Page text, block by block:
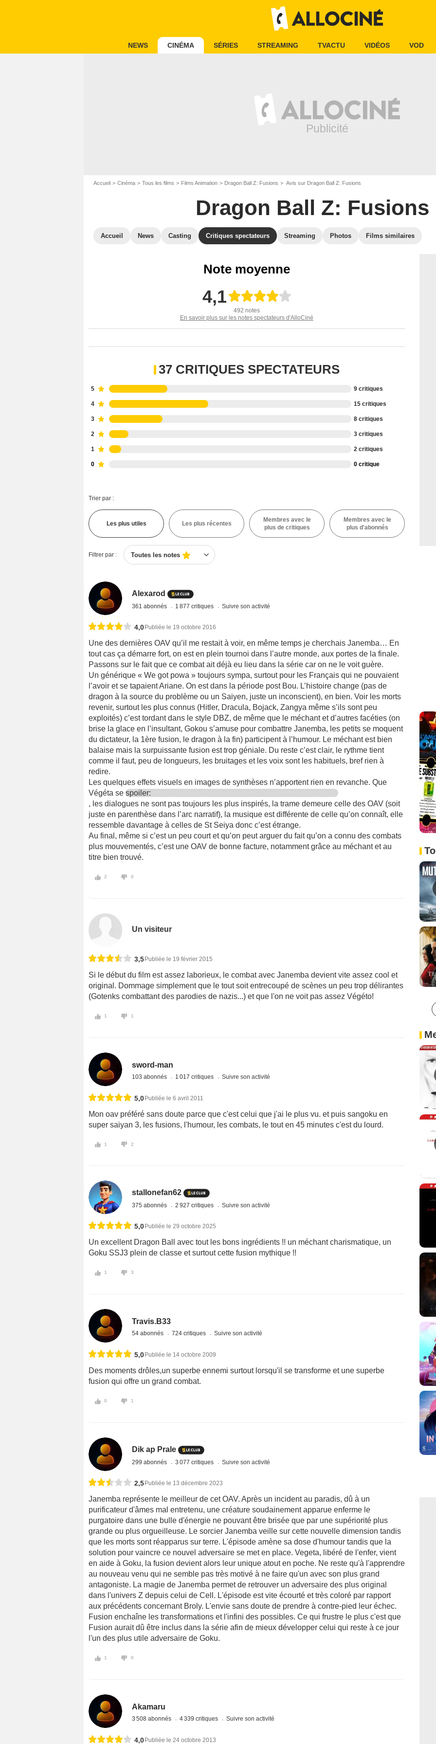
NEWS CINÉMA SÉRIES STREAMING TVACTU VIDÉOS VOD
Accueil Cinéma Tous les films Films Animation Dragon Ball Z: Fusions Avis sur Dragon Ball Z: Fusions
Dragon Ball Z: Fusions
Accueil News Casting Critiques spectateurs Streaming Photos Films similaires
Note moyenne
4,1
492 notes
En savoir plus sur les notes spectateurs d'AlloCiné
37 CRITIQUES SPECTATEURS
5 9 critiques
4 15 critiques
3 8 critiques
2 3 critiques
1 2 critiques
0 0 critique
Trier par :
Les plus utiles Les plus récentes
Membres avec le
plus de critiques
Membres avec le
plus d'abonnés
Filtrer par : Toutes les notes
Alexarod
361 abonnés 1 877 critiques Suivre son activité
4,0 Publiée le 19 octobre 2016
Une des dernières OAV qu’il me restait à voir, en même temps je cherchais Janemba… En
tout cas ça démarre fort, on est en plein tournoi dans l’autre monde, aux portes de la finale.
Passons sur le fait que ce combat ait déjà eu lieu dans la série car on ne le voit guère.
Un générique « We got powa » toujours sympa, surtout pour les Français qui ne pouvaient
l’avoir et se tapaient Ariane. On est dans la période post Bou. L’histoire change (pas de
dragon à la source du problème ou un Saiyen, juste un inconscient), en bien. Voir les morts
revenir, surtout les plus connus (Hitler, Dracula, Bojack, Zangya même s’ils sont peu
exploités) c’est tordant dans le style DBZ, de même que le méchant et d’autres facéties (on
brise la glace en l’insultant, Gokou s’amuse pour combattre Janemba, les petits se moquent
du dictateur, la 1ère fusion, le dragon à la fin) participent à l’humour. Le méchant est bien
balaise mais la surpuissante fusion est trop géniale. Du reste c’est clair, le rythme tient
comme il faut, peu de longueurs, les bruitages et les voix sont les habituels, bref rien à
redire.
Les quelques effets visuels en images de synthèses n’apportent rien en revanche. Que
Végéta se spoiler:
, les dialogues ne sont pas toujours les plus inspirés, la trame demeure celle des OAV (soit
juste en parenthèse dans l’arc narratif), la musique est différente de celle qu’on connaît, elle
ressemble davantage à celles de St Seiya donc c’est étrange.
Au final, même si c’est un peu court et qu’on peut arguer du fait qu’on a connu des combats
plus mouvementés, c’est une OAV de bonne facture, notamment grâce au méchant et au
titre bien trouvé.
2 0
Un visiteur
3,5Publiée le 19 février 2015
Si le début du film est assez laborieux, le combat avec Janemba devient vite assez cool et
original. Dommage simplement que le tout soit entrecoupé de scènes un peu trop délirantes
(Gotenks combattant des parodies de nazis...) et que l'on ne voit pas assez Végéto!
1 1
sword-man
103 abonnés 1 017 critiques Suivre son activité
5,0Publiée le 6 avril 2011
Mon oav préféré sans doute parce que c'est celui que j'ai le plus vu. et puis sangoku en
super saiyan 3, les fusions, l'humour, les combats, le tout en 45 minutes c'est du lourd.
1 2
stallonefan62
375 abonnés 2 927 critiques Suivre son activité
5,0 Publiée le 29 octobre 2025
Un excellent Dragon Ball avec tout les bons ingrédients !! un méchant charismatique, un
Goku SSJ3 plein de classe et surtout cette fusion mythique !!
1 3
Travis.B33
54 abonnés 724 critiques Suivre son activité
5,0 Publiée le 14 octobre 2009
Des moments drôles,un superbe ennemi surtout lorsqu'il se transforme et une superbe
fusion qui offre un grand combat.
0 1
Dik ap Prale
299 abonnés 3 077 critiques Suivre son activité
2,5 Publiée le 13 décembre 2023
Janemba représente le meilleur de cet OAV. Après un incident au paradis, dû à un
purificateur d'âmes mal entretenu, une créature soudainement apparue enferme le
purgatoire dans une bulle d'énergie ne pouvant être brisée que par une supériorité plus
grande ou plus orgueilleuse. Le sorcier Janemba veille sur cette nouvelle dimension tandis
que les morts sont réapparus sur terre. L'épisode amène sa dose d'humour tandis que la
solution pour vaincre ce nouvel adversaire se met en place. Vegeta, libéré de l'enfer, vient
en aide à Goku, la fusion devient alors leur unique atout en poche. Ne reste qu'à l'apprendre
au nouveau venu qui ne semble pas très motivé à ne faire qu'un avec son plus grand
antagoniste. La magie de Janemba permet de retrouver un adversaire des plus original
dans l'univers Z depuis celui de Cell. L'épisode est vite écourté et très coloré par rapport
aux précédents concernant Broly. L'envie sans doute de prendre à contre-pied leur échec.
Fusion enchaîne les transformations et l'infini des possibles. Ce qui frustre le plus c'est que
Fusion aurait dû être inclus dans la série afin de mieux développer celui qui reste à ce jour
l'un des plus utile adversaire de Goku.
1 0
Akamaru
3 508 abonnés 4 339 critiques Suivre son activité
4,0 Publiée le 24 octobre 2013